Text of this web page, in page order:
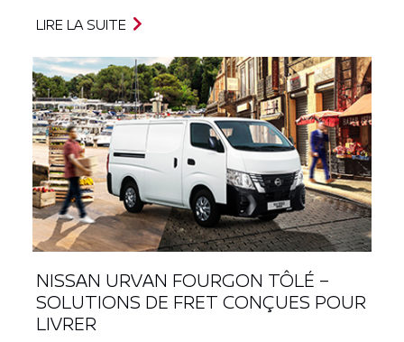
LIRE LA SUITE
NISSAN URVAN FOURGON TÔLÉ –
SOLUTIONS DE FRET CONÇUES POUR
LIVRER